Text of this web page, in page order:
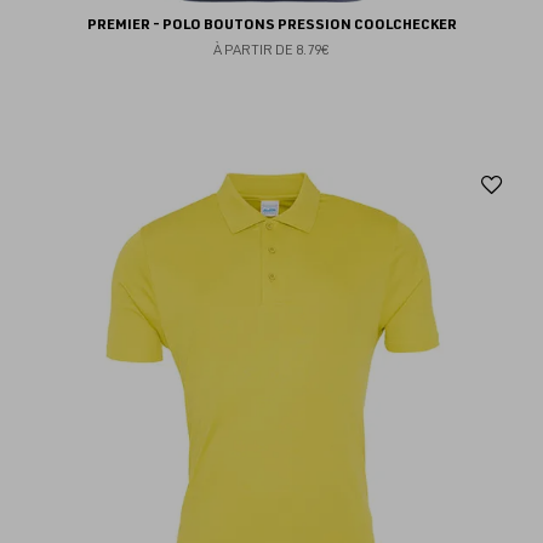
PREMIER - POLO BOUTONS PRESSION COOLCHECKER
À PARTIR DE 8.79€